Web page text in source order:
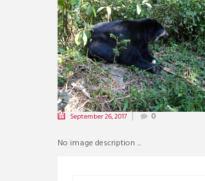
September 26, 2017 0
No image description ...